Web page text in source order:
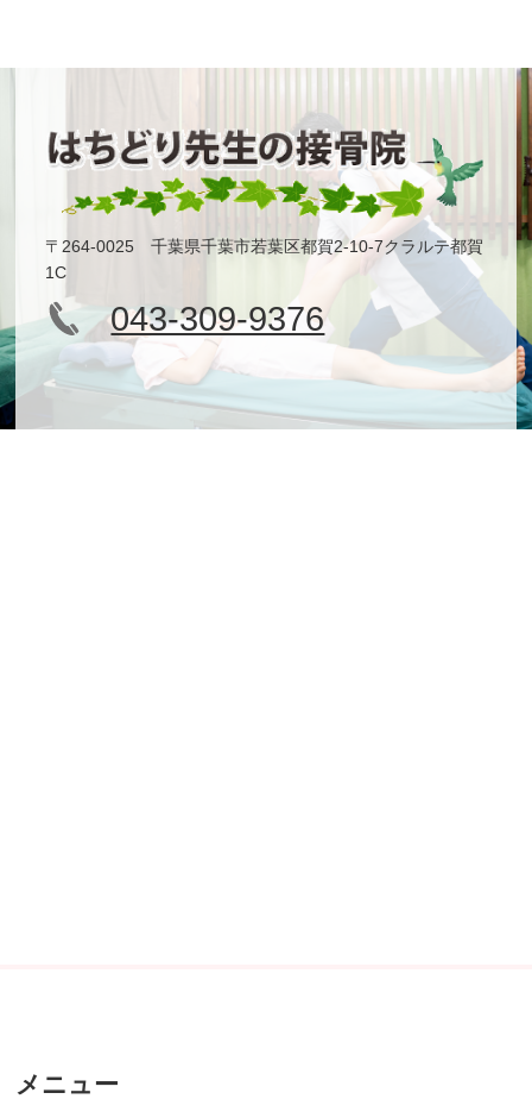
〒264-0025 千葉県千葉市若葉区都賀2-10-7クラルテ都賀
1C
043-309-9376
メニュー